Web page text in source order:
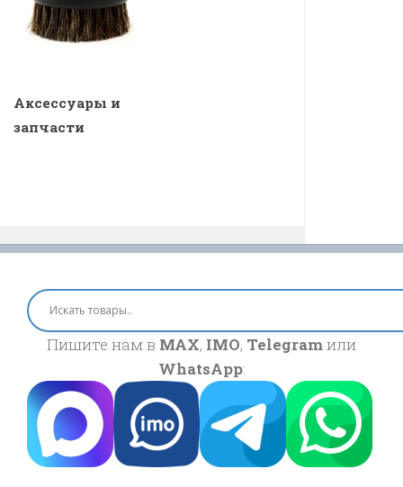
Аксессуары и
запчасти
Пишите нам в MAX, IMO, Telegramили
WhatsApp: